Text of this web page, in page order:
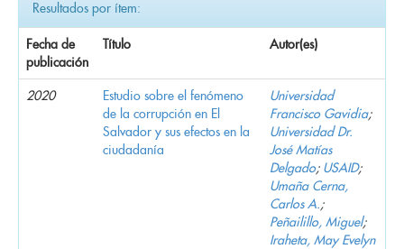
Resultados por ítem:
Fecha de
publicación
Título Autor(es)
2020
Estudio sobre el fenómeno
de la corrupción en El
Salvador y sus efectos en la
ciudadanía
Universidad
Francisco Gavidia;
Universidad Dr.
José Matías
Delgado; USAID;
Umaña Cerna,
Carlos A.;
Peñailillo, Miguel;
Iraheta, May Evelyn